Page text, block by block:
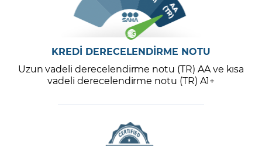
KREDİ DERECELENDİRME NOTU
Uzun vadeli derecelendirme notu (TR) AA ve kısa
vadeli derecelendirme notu (TR) A1+